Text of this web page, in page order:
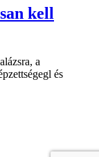
kell
a
és